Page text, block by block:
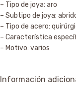
– Tipo de joya: aro
– Subtipo de joya:
– Tipo de acero:
– Característica
– Motivo: varios
Información